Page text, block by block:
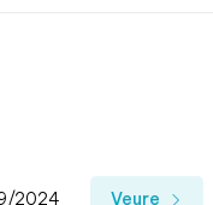
2024 Veure